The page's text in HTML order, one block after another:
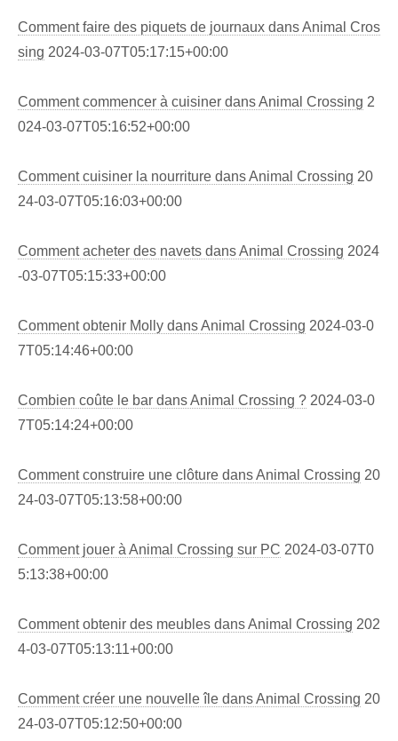
Comment faire des piquets de journaux dans Animal Cros
sing 2024-03-07T05:17:15+00:00
Comment commencer à cuisiner dans Animal Crossing 2
024-03-07T05:16:52+00:00
Comment cuisiner la nourriture dans Animal Crossing 20
24-03-07T05:16:03+00:00
Comment acheter des navets dans Animal Crossing 2024
-03-07T05:15:33+00:00
Comment obtenir Molly dans Animal Crossing 2024-03-0
7T05:14:46+00:00
Combien coûte le bar dans Animal Crossing ? 2024-03-0
7T05:14:24+00:00
Comment construire une clôture dans Animal Crossing 20
24-03-07T05:13:58+00:00
Comment jouer à Animal Crossing sur PC 2024-03-07T0
5:13:38+00:00
Comment obtenir des meubles dans Animal Crossing 202
4-03-07T05:13:11+00:00
Comment créer une nouvelle île dans Animal Crossing 20
24-03-07T05:12:50+00:00